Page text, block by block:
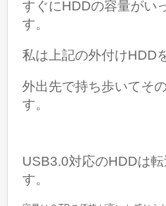
すぐにHDDの容量がい
す。
私は上記の外付けHDD
外出先で持ち歩いてそ
す。
USB3.0対応のHDDは
す。